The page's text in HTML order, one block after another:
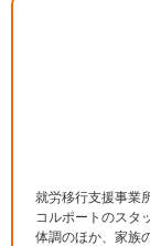
就労移行支援事業
コルポートのスタ
体調のほか、家族